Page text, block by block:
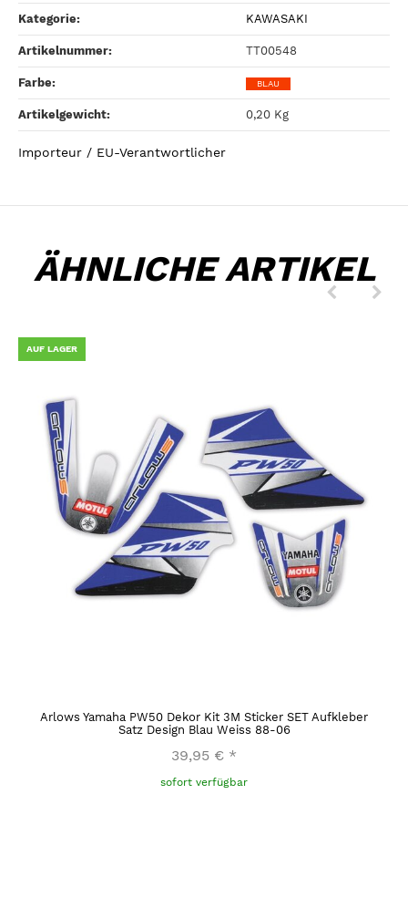
Kategorie: KAWASAKI
Artikelnummer: TT00548
Farbe‍: BLAU
Artikelgewicht‍: 0,20 Kg
Importeur / EU-Verantwortlicher
ÄHNLICHE ARTIKEL
AUF LAGER
Arlows Yamaha PW50 Dekor Kit 3M Sticker SET Aufkleber
Satz Design Blau Weiss 88-06
39,95 € *
sofort verfügbar